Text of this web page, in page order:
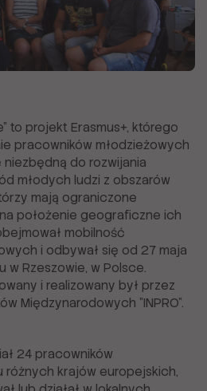
to projekt Erasmus+, którego
pracowników młodzieżowych
do rozwijania
młodych ludzi z obszarów
mają ograniczone
położenie geograficzne ich
mobilność
i odbywał się od 27 maja
Rzeszowie, w Polsce.
i realizowany był przez
Międzynarodowych "INPRO".
24 pracowników
różnych krajów europejskich,